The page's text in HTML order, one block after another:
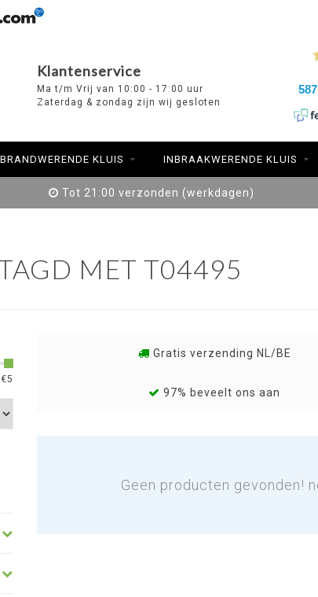
Klantenservice
Ma t/m Vrij van 10:00 - 17:00 uur
Zaterdag & zondag zijn wij gesloten
BRANDWERENDE KLUIS INBRAAKWERENDE KLUIS
Tot 21:00 verzonden (werkdagen)
MET T04495
5
Gratis verzending NL/BE
97% beveelt ons aan
Geen producten gevonden!